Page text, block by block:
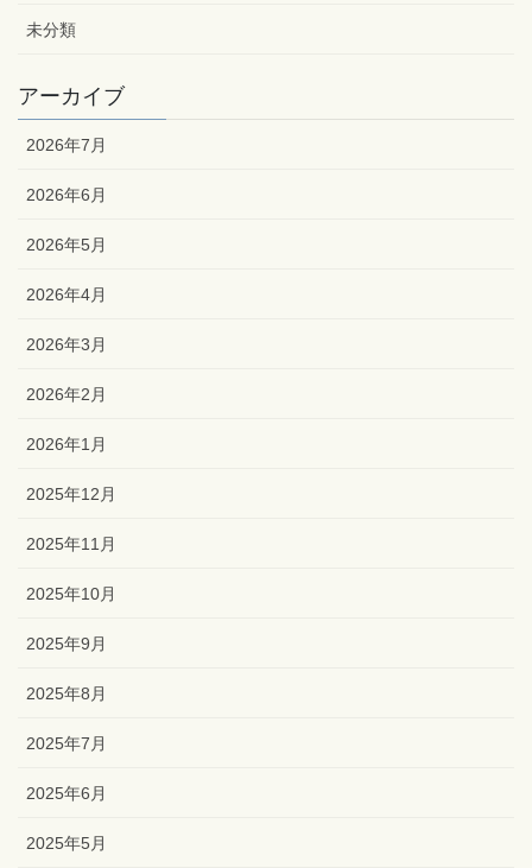
未分類
アーカイブ
2026年7月
2026年6月
2026年5月
2026年4月
2026年3月
2026年2月
2026年1月
2025年12月
2025年11月
2025年10月
2025年9月
2025年8月
2025年7月
2025年6月
2025年5月